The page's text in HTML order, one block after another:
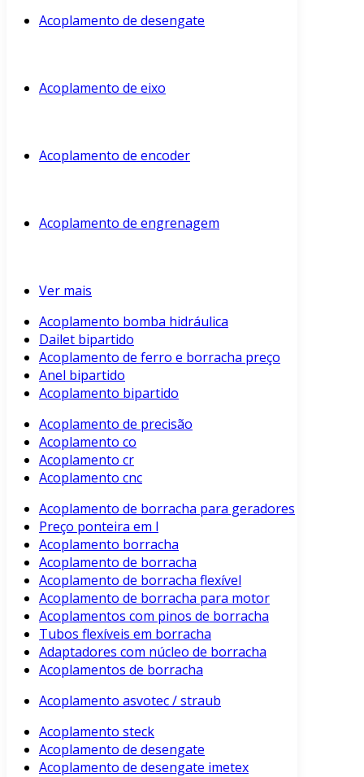
Acoplamento de desengate
Acoplamento de eixo
Acoplamento de encoder
Acoplamento de engrenagem
Ver mais
Acoplamento bomba hidráulica
Dailet bipartido
Acoplamento de ferro e borracha preço
Anel bipartido
Acoplamento bipartido
Acoplamento de precisão
Acoplamento co
Acoplamento cr
Acoplamento cnc
Acoplamento de borracha para geradores
Preço ponteira em l
Acoplamento borracha
Acoplamento de borracha
Acoplamento de borracha flexível
Acoplamento de borracha para motor
Acoplamentos com pinos de borracha
Tubos flexíveis em borracha
Adaptadores com núcleo de borracha
Acoplamentos de borracha
Acoplamento asvotec / straub
Acoplamento steck
Acoplamento de desengate
Acoplamento de desengate imetex